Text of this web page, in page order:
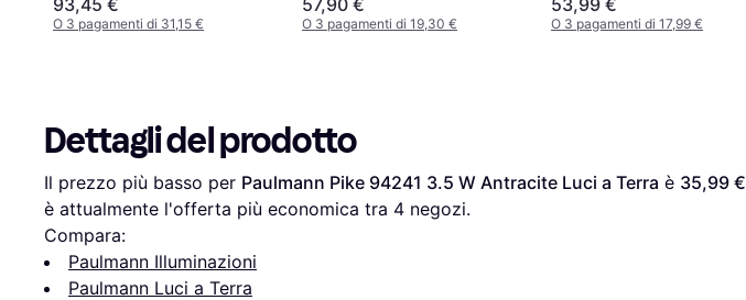
O 3 pagamenti di 31,15 € O 3 pagamenti di 19,30 € O 3 pagamenti di 17,99 €
Dettagli del prodotto
Il prezzo più basso per Paulmann Pike 94241 3.5 W Antracite Luci a Terra è 35,99 €
è attualmente l'offerta più economica tra 4 negozi.
Compara:
Paulmann Illuminazioni
Paulmann Luci a Terra